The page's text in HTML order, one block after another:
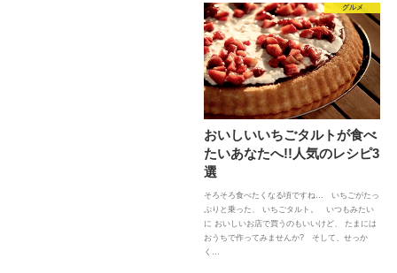
グルメ
おいしいいちごタルトが食べ
たいあなたへ!!人気のレシピ3
選
そろそろ食べたくなる頃ですね… いちごがたっ
ぷりと乗った、 いちごタルト。 いつもみたい
に おいしいお店で買うのもいいけど、 たまには
おうちで作ってみませんか? そして、せっか
く…